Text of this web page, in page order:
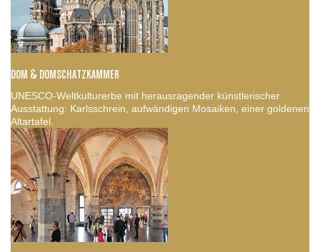
DOM & DOMSCHATZKAMMER
UNESCO-Weltkulturerbe mit herausragender künstlerischer
Ausstattung: Karlsschrein, aufwändigen Mosaiken, einer goldenen
Altartafel.